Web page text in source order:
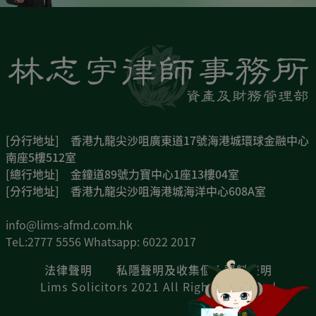
[分行地址] 香港九龍尖沙咀廣東道17號海港城環球金融中心
南座5樓512室
[總行地址] 金鐘道89號力寶中心1座13樓04室
[分行地址] 香港九龍尖沙咀海港城海洋中心608A室
info@lims-afmd.com.hk
TeL:2777 5556 Whatsapp: 6022 2017
法律聲明
私隱聲明及收集個人資料聲明
Lims Solicitors 2021 All Rights Reserved